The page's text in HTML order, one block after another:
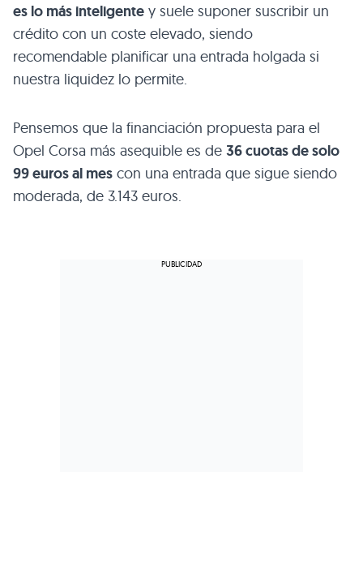
es lo más inteligente y suele suponer suscribir un
crédito con un coste elevado, siendo
recomendable planificar una entrada holgada si
nuestra liquidez lo permite.
Pensemos que la financiación propuesta para el
Opel Corsa más asequible es de 36 cuotas de solo
99 euros al mes con una entrada que sigue siendo
moderada, de 3.143 euros.